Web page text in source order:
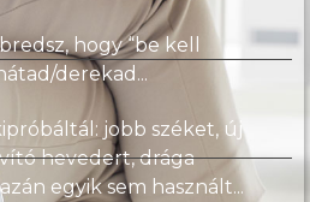
hogy “be kell
derekad...
jobb széket, új
hevedert, drága
egyik sem használt...